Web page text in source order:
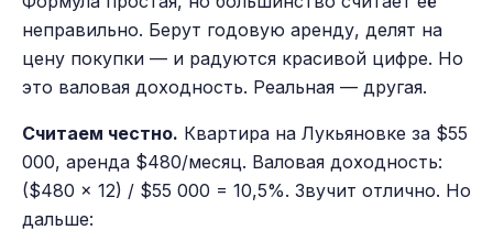
неправильно. Берут годовую аренду, делят на
цену покупки — и радуются красивой цифре. Но
это валовая доходность. Реальная — другая.
Считаем честно. Квартира на Лукьяновке за $55
000, аренда $480/месяц. Валовая доходность:
($480 × 12) / $55 000 = 10,5%. Звучит отлично. Но
дальше: